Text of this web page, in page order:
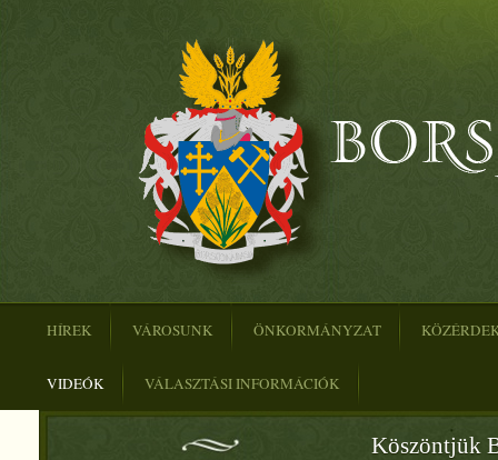
HÍREK VÁROSUNK ÖNKORMÁNYZAT
VIDEÓK VÁLASZTÁSI INFORMÁCIÓK
Köszöntjük